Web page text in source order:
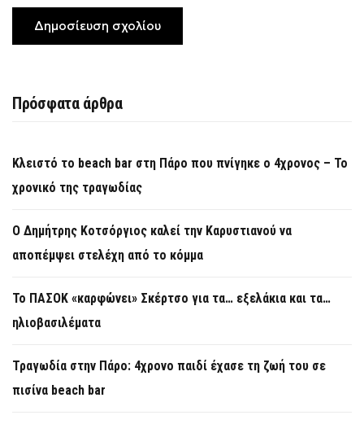
Πρόσφατα άρθρα
Κλειστό το beach bar στη Πάρο που πνίγηκε ο 4χρονος – Το
χρονικό της τραγωδίας
O Δημήτρης Κοτσόργιος καλεί την Καρυστιανού να
αποπέμψει στελέχη από το κόμμα
Το ΠΑΣΟΚ «καρφώνει» Σκέρτσο για τα… εξελάκια και τα…
ηλιοβασιλέματα
Τραγωδία στην Πάρο: 4χρονο παιδί έχασε τη ζωή του σε
πισίνα beach bar